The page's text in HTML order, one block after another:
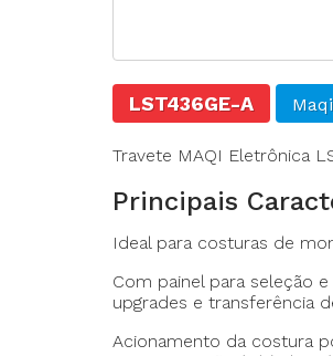
LST436GE-A Maqi
Travete MAQI Eletrônica
Principais
Ideal para costuras de
Com painel para seleção
upgrades e transferência
Acionamento da costura